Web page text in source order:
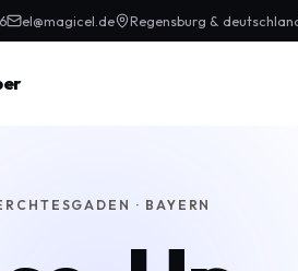
el@magicel.de Regensburg &
· BAYERN